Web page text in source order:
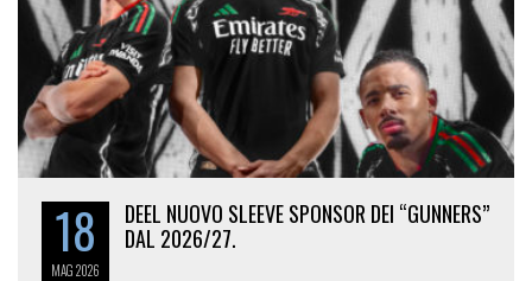
18
MAG2026
DEEL NUOVO SLEEVE SPONSOR DEI “GUNNERS”
DAL 2026/27.